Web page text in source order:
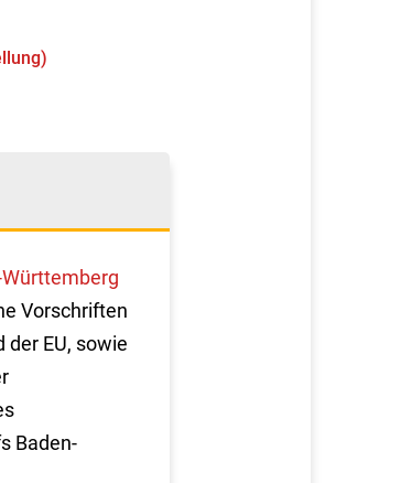
Vorschriften
der EU, sowie
Baden-